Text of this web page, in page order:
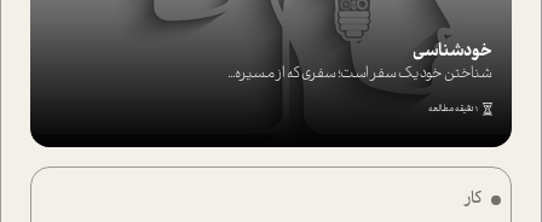
کار
خودشناسی
شناختن خود یک سفر است؛ سفری که از مسیره...
1 دقیقه مطالعه